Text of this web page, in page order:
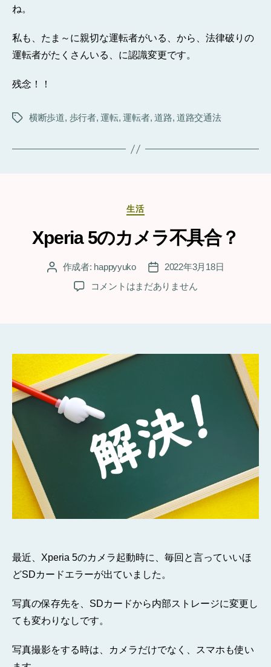
ね。
私も、たま～に親切な運転者がいる、から、法律破りの
運転者がたくさんいる、に認識変更です。
残念！！
タ
横断歩道, 歩行者,運転,運転者, 道路, 道路交通法
カ
テ
リ
生活
Xperia 5のカメラ不具合？
投 作成者: happyyuko
投
稿
日
2022年3月18日
Xperia
ラ
不
へ
の
コメントはまだありません
最近、Xperia 5のカメラ起動時に、毎回と言っていいほ
どSDカードエラーが出ていました。
写真の保存先を、SDカードから内部ストレージに変更し
ても変わりなしです。
写真撮影をする時は、カメラだけでなく、スマホも使い